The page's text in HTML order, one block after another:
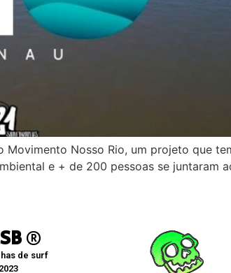
Nosso Rio, um projeto que
e + de 200 pessoas se juntaram
®
de surf
2023